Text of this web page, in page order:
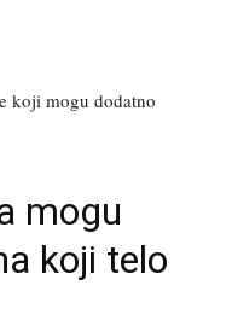
koji mogu dodatno
mogu
koji telo